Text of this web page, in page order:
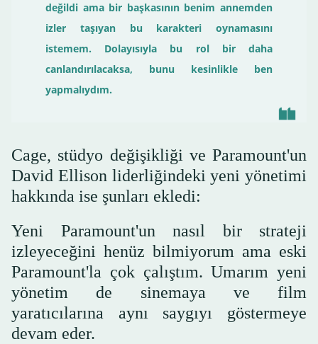
değildi ama bir başkasının benim annemden
izler taşıyan bu karakteri oynamasını
istemem. Dolayısıyla bu rol bir daha
canlandırılacaksa, bunu kesinlikle ben
yapmalıydım.
Cage, stüdyo değişikliği ve Paramount'un
David Ellison liderliğindeki yeni yönetimi
hakkında ise şunları ekledi:
Yeni Paramount'un nasıl bir strateji
izleyeceğini henüz bilmiyorum ama eski
Paramount'la çok çalıştım. Umarım yeni
yönetim de sinemaya ve film
yaratıcılarına aynı saygıyı göstermeye
devam eder.